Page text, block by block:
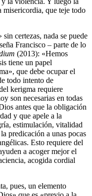
misericordia, que teje todo
certezas, nada se puede
Francisco – parte de lo
(2013): «Hemos
tiene un papel
que debe ocupar el
todo intento de
kerigma requiere
son necesarias en todas
antes que la obligación
y que apele a la
estimulación, vitalidad
predicación a unas pocas
Esto requiere del
a acoger mejor el
acogida cordial
pues, un elemento